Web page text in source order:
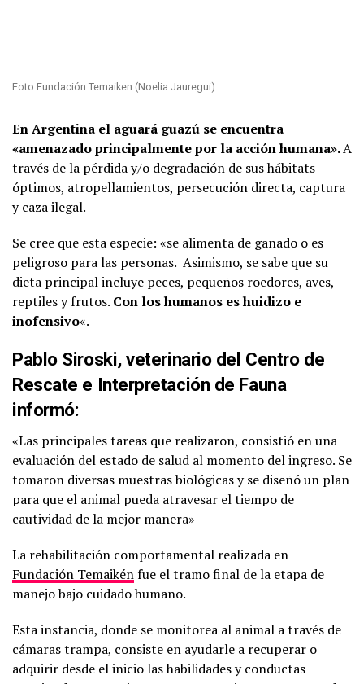
Foto Fundación Temaiken (Noelia Jauregui)
En Argentina el aguará guazú se encuentra
«amenazado principalmente por la acción humana».A
través de la pérdida y/o degradación de sus hábitats
óptimos, atropellamientos, persecución directa, captura
y caza ilegal.
Se cree que esta especie: «se alimenta de ganado o es
peligroso para las personas. Asimismo, se sabe que su
dieta principal incluye peces, pequeños roedores, aves,
reptiles y frutos. Con los humanos es huidizo e
inofensivo«.
Pablo Siroski, veterinario del Centro de
Rescate e Interpretación de Fauna
informó:
«Las principales tareas que realizaron, consistió en una
evaluación del estado de salud al momento del ingreso. Se
tomaron diversas muestras biológicas y se diseñó un plan
para que el animal pueda atravesar el tiempo de
cautividad de la mejor manera»
La rehabilitación comportamental realizada en
Fundación Temaikénfue el tramo final de la etapa de
manejo bajo cuidado humano.
Esta instancia, donde se monitorea al animal a través de
cámaras trampa, consiste en ayudarle a recuperar o
adquirir desde el inicio las habilidades y conductas